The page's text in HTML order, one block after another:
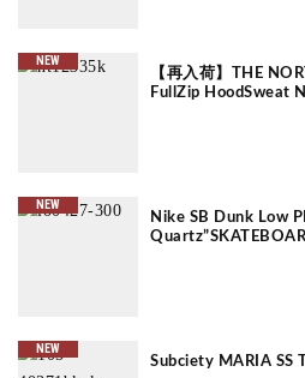
NEW
【再入荷】THE
FullZip HoodSweat
NEW
Nike SB Dunk Low
NEW
Subciety MARIA SS